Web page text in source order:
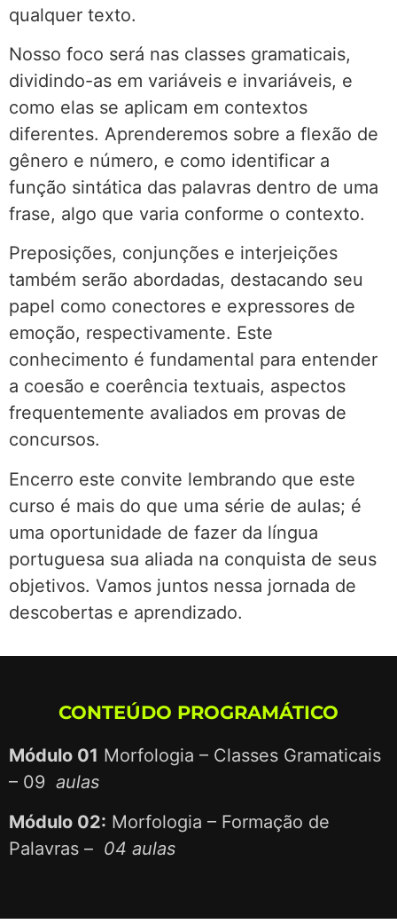
qualquer texto.
Nosso foco será nas classes gramaticais,
dividindo-as em variáveis e invariáveis, e
como elas se aplicam em contextos
diferentes. Aprenderemos sobre a flexão de
gênero e número, e como identificar a
função sintática das palavras dentro de uma
frase, algo que varia conforme o contexto.
Preposições, conjunções e interjeições
também serão abordadas, destacando seu
papel como conectores e expressores de
emoção, respectivamente. Este
conhecimento é fundamental para entender
a coesão e coerência textuais, aspectos
frequentemente avaliados em provas de
concursos.
Encerro este convite lembrando que este
curso é mais do que uma série de aulas; é
uma oportunidade de fazer da língua
portuguesa sua aliada na conquista de seus
objetivos. Vamos juntos nessa jornada de
descobertas e aprendizado.
CONTEÚDO PROGRAMÁTICO
Módulo 01 Morfologia – Classes Gramaticais
– 09 aulas
Módulo 02: Morfologia – Formação de
Palavras – 04 aulas